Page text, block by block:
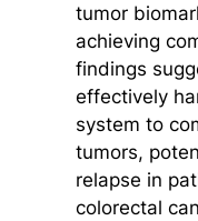
tumor
achieving
findings
effectively
system to
tumors,
relapse in
colorectal